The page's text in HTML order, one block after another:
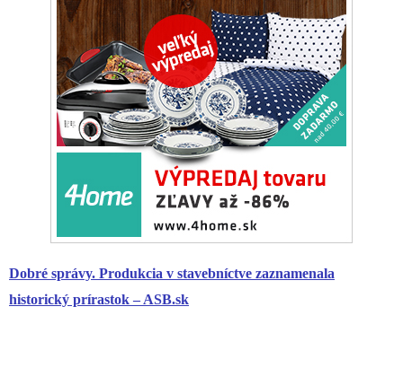
Dobré správy. Produkcia v stavebníctve zaznamenala
historický prírastok – ASB.sk